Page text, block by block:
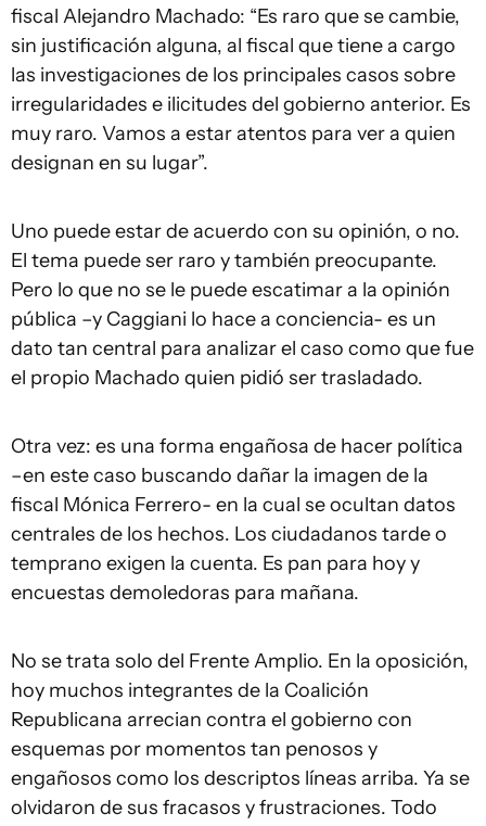
fiscal Alejandro Machado: “Es raro que se cambie,
sin justificación alguna, al fiscal que tiene a cargo
las investigaciones de los principales casos sobre
irregularidades e ilicitudes del gobierno anterior. Es
muy raro. Vamos a estar atentos para ver a quien
designan en su lugar”.
Uno puede estar de acuerdo con su opinión, o no.
El tema puede ser raro y también preocupante.
Pero lo que no se le puede escatimar a la opinión
pública –y Caggiani lo hace a conciencia- es un
dato tan central para analizar el caso como que fue
el propio Machado quien pidió ser trasladado.
Otra vez: es una forma engañosa de hacer política
–en este caso buscando dañar la imagen de la
fiscal Mónica Ferrero- en la cual se ocultan datos
centrales de los hechos. Los ciudadanos tarde o
temprano exigen la cuenta. Es pan para hoy y
encuestas demoledoras para mañana.
No se trata solo del Frente Amplio. En la oposición,
hoy muchos integrantes de la Coalición
Republicana arrecian contra el gobierno con
esquemas por momentos tan penosos y
engañosos como los descriptos líneas arriba. Ya se
olvidaron de sus fracasos y frustraciones. Todo